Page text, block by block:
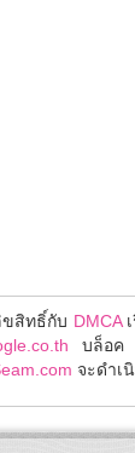
ขสิทธิ์กับ DMCAเ
บล็อค
จะดำเ